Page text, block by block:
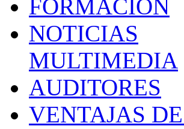
FORMACIÓN
NOTICIAS
MULTIMEDIA
AUDITORES
VENTAJAS